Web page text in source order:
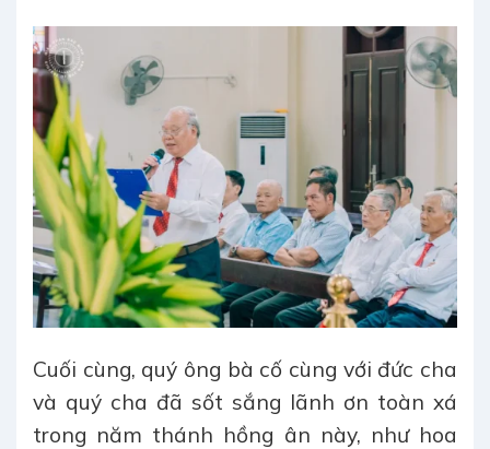
Cuối cùng, quý ông bà cố cùng với đức cha
và quý cha đã sốt sắng lãnh ơn toàn xá
trong năm thánh hồng ân này, như hoa